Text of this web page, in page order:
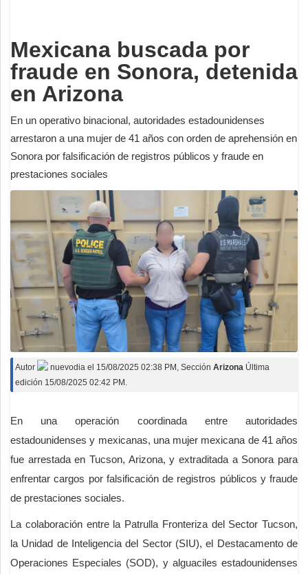
Mexicana buscada por
fraude en Sonora, detenida
en Arizona
En un operativo binacional, autoridades estadounidenses
arrestaron a una mujer de 41 años con orden de aprehensión en
Sonora por falsificación de registros públicos y fraude en
prestaciones sociales
Autor nuevodia el 15/08/2025 02:38 PM , Sección Arizona Última
edición 15/08/2025 02:42 PM.
En una operación coordinada entre autoridades
estadounidenses y mexicanas, una mujer mexicana de 41 años
fue arrestada en Tucson, Arizona, y extraditada a Sonora para
enfrentar cargos por falsificación de registros públicos y fraude
de prestaciones sociales.
La colaboración entre la Patrulla Fronteriza del Sector Tucson,
la Unidad de Inteligencia del Sector (SIU), el Destacamento de
Operaciones Especiales (SOD), y alguaciles estadounidenses